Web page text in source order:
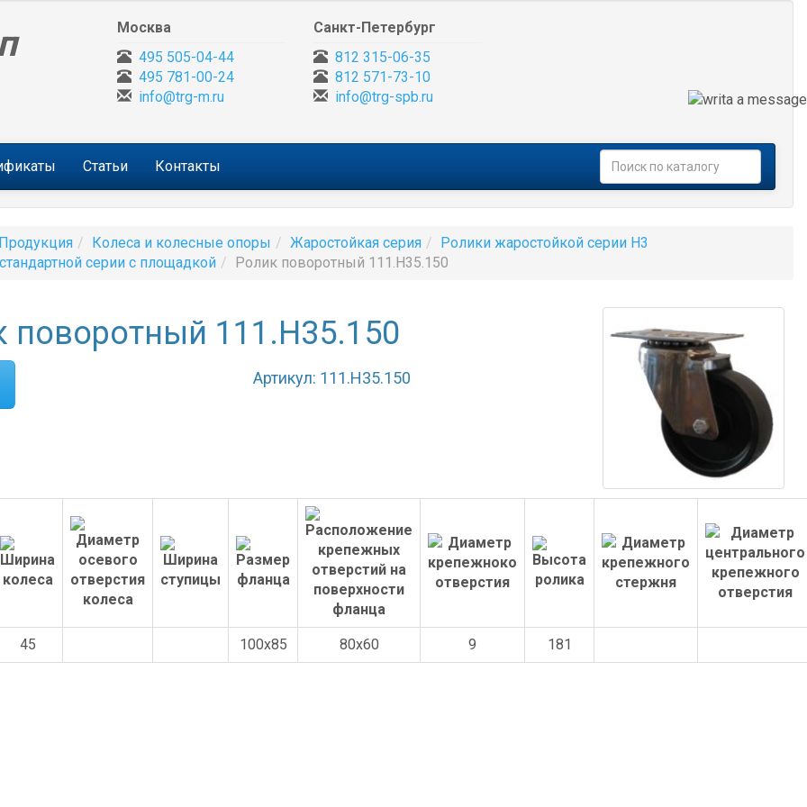
Москва
495 505-04-44
495 781-00-24
info@trg-m.ru
Санкт-Петербург
812 315-06-35
812 571-73-10
info@trg-spb.ru
Статьи Контакты
Колеса и колесные опоры Жаростойкая серия
Ролики жаростойкой серии H3
серии с площадкой
Ролик поворотный 111.H35.150
поворотный 111.H35.150
Артикул: 111.H35.150
45 100x85 80x60 9 181